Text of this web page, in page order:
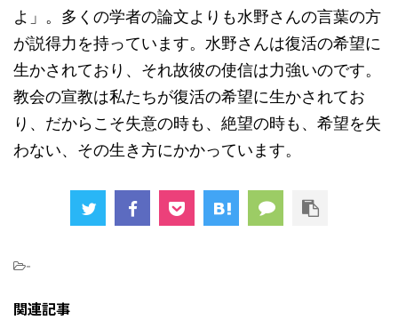
よ」。多くの学者の論文よりも水野さんの言葉の方
が説得力を持っています。水野さんは復活の希望に
生かされており、それ故彼の使信は力強いのです。
教会の宣教は私たちが復活の希望に生かされてお
り、だからこそ失意の時も、絶望の時も、希望を失
わない、その生き方にかかっています。
-
関連記事